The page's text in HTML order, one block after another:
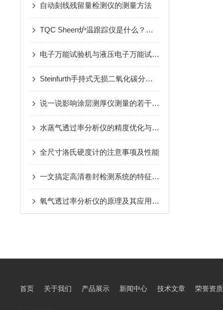
自动刻线残留量检测仪的测量方法
TQC Sheen炉温跟踪仪是什么？它又有哪些用途呢？
电子万能试验机与液压电子万能试验机之间的区别
Steinfurth手持式无损二氧化碳分析仪，让气泡水的畅爽更稳定
说一说影响涂层测厚仪测量的若干因素
水蒸气透过率分析仪的精度优化与误差分析
全尺寸洛氏硬度计的注意事项及性能
一文搞定高清卷封检测系统的特征与性能
氧气透过率分析仪的原理及其应用介绍
首页 关于我们 产品展示 新闻中心 技术文章 荣誉资质